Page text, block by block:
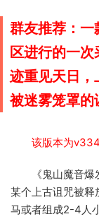
群友推荐：
区进行的一
迹重见天日，
被迷雾笼罩的
该版本为v334
《鬼山魔音
某个上古诅咒被释
马或者组成2-4人